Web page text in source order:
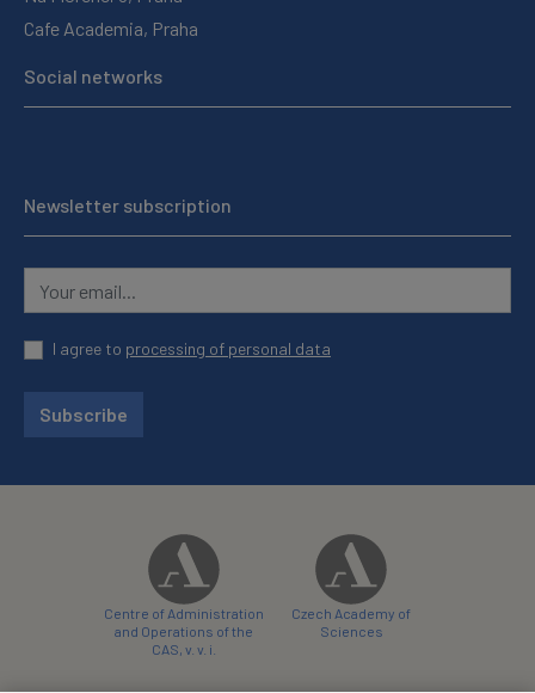
Cafe Academia, Praha
Social networks
Newsletter subscription
I agree to processing of personal data
Subscribe
Centre of Administration
and Operations of the
CAS, v. v. i.
Czech Academy of
Sciences